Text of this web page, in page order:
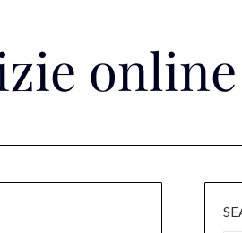
online